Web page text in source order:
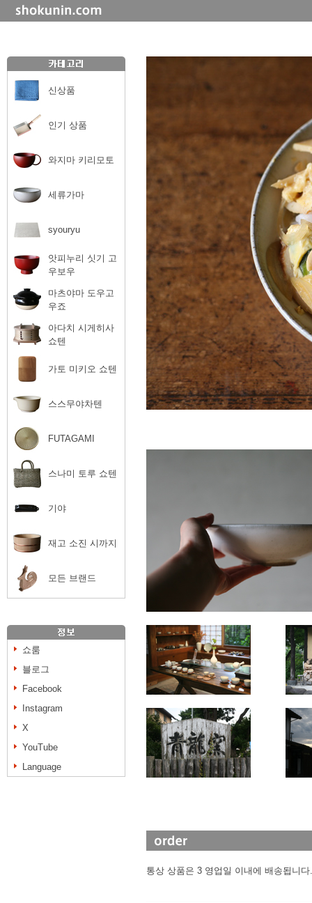
신상품
인기 상품
와지마 키리모토
세류가마
syouryu
앗피누리 싯기 고
우보우
마츠야마 도우고
우죠
아다치 시게히사
쇼텐
가토 미키오 쇼텐
스스무야차텐
FUTAGAMI
스나미 토루 쇼텐
기야
재고 소진 시까지
모든 브랜드
쇼룸
블로그
Facebook
Instagram
X
YouTube
Language
통상 상품은 3 영업일 이내에 배송됩니